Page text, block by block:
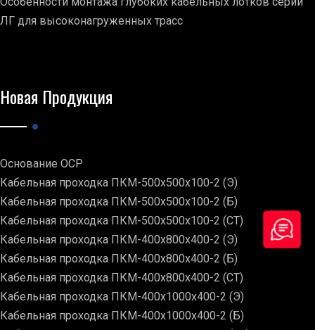
ЛГ для высоконагруженных трасс
Новая Продукция
Основание ОСР
Кабельная проходка ПКМ-500х500х100-2 (Э)
Кабельная проходка ПКМ-500х500х100-2 (Б)
Кабельная проходка ПКМ-500х500х100-2 (СТ)
Кабельная проходка ПКМ-400х800х400-2 (Э)
Кабельная проходка ПКМ-400х800х400-2 (Б)
Кабельная проходка ПКМ-400х800х400-2 (СТ)
Кабельная проходка ПКМ-400х1000х400-2 (Э)
Кабельная проходка ПКМ-400х1000х400-2 (Б)